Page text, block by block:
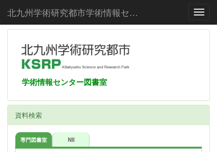
北九州学術研究都市学術情報センター
学術情報センター図書室
資料検索
専門図書室 NII